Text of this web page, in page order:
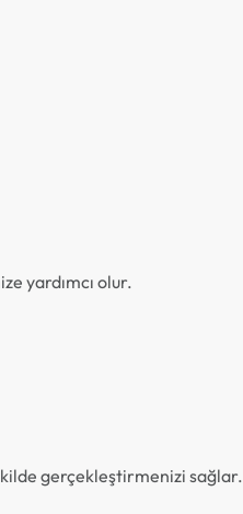
yardımcı olur.
gerçekleştirmenizi sağlar.